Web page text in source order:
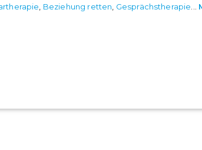
, Beziehung retten, Gesprächstherapie...